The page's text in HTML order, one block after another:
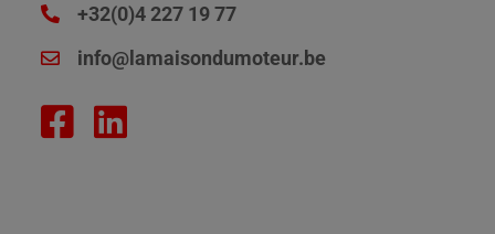
+32(0)4 227 19 77
info@lamaisondumoteur.be